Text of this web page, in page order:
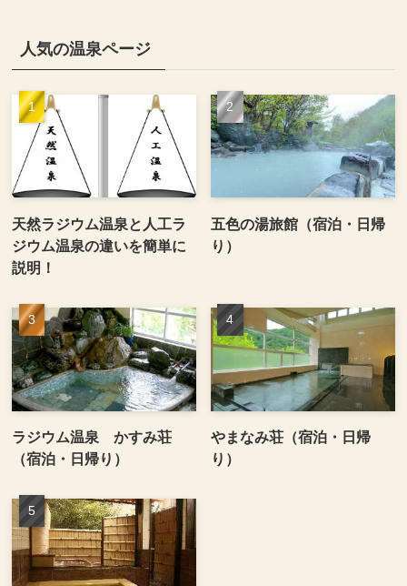
人気の温泉ページ
天然ラジウム温泉と人工ラ
ジウム温泉の違いを簡単に
説明！
五色の湯旅館（宿泊・日帰
り）
ラジウム温泉 かすみ荘
（宿泊・日帰り）
やまなみ荘（宿泊・日帰
り）